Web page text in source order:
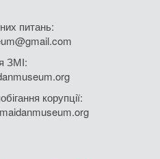
питань:
ЗМІ:
корупції: